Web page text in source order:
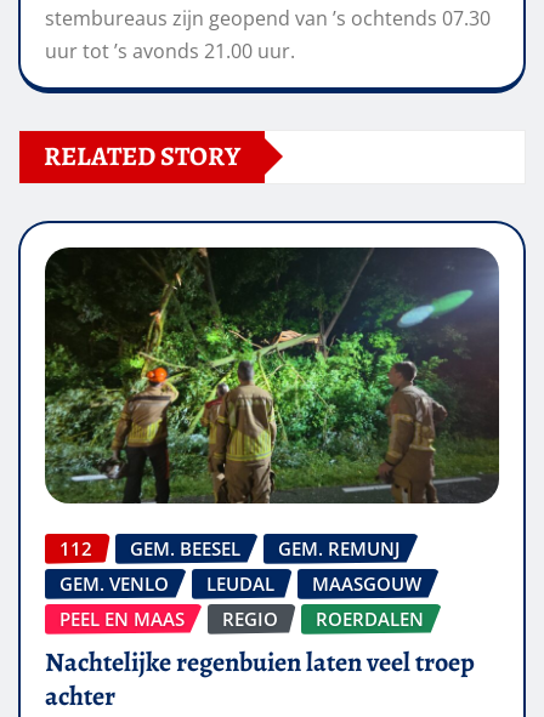
stembureaus zijn geopend van ’s ochtends 07.30
uur tot ’s avonds 21.00 uur.
RELATED STORY
112 GEM. BEESEL
GEM. REMUNJ
GEM. VENLO
LEUDAL
MAASGOUW
PEEL EN MAAS
REGIO ROERDALEN
Nachtelijke regenbuien laten veel troep
achter